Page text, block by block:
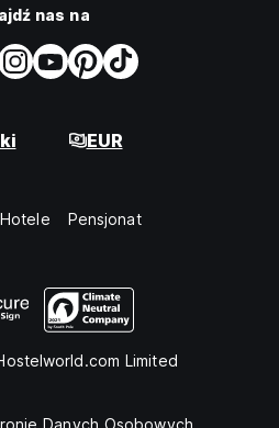
nas na
EUR
Hotele Pensjonat
Limited
Danych Osobowych